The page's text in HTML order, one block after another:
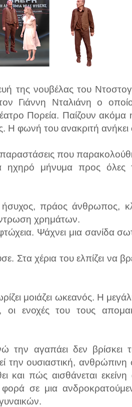
της νουβέλας του
Γιάννη Νταλιάνη ο
Πορεία. Παίζουν
Η φωνή του ανακριτή
παραστάσεις που
μήνυμα προς όλες
ήσυχος, πράος άνθρωπος,
χρημάτων.
Ψάχνει μια σανίδα
Στα χέρια του ελπίζει να
μοιάζει ωκεανός. Η
οι ενοχές του τους
την αγαπάει δεν βρίσκει
την ουσιαστική, ανθρώπινη
και πώς αισθάνεται
σε μια